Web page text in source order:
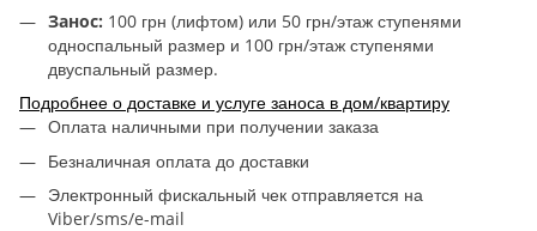
Занос: 100 грн (лифтом) или 50 грн/этаж ступенями
односпальный размер и 100 грн/этаж ступенями
двуспальный размер.
Подробнее о доставке и услуге заноса в дом/квартиру
Оплата наличными при получении заказа
Безналичная оплата до доставки
Электронный фискальный чек отправляется на
Viber/sms/e-mail